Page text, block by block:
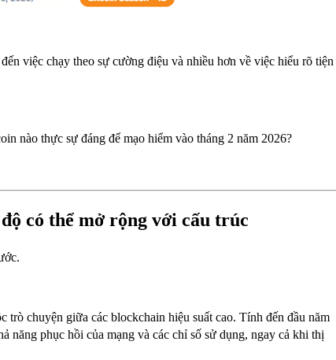
việc chạy theo sự cường điệu và nhiều hơn về việc hiểu rõ tiện
nào thực sự đáng để mạo hiểm vào tháng 2 năm 2026?
có thể mở rộng với cấu trúc
trò chuyện giữa các blockchain hiệu suất cao. Tính đến đầu năm
năng phục hồi của mạng và các chỉ số sử dụng, ngay cả khi thị